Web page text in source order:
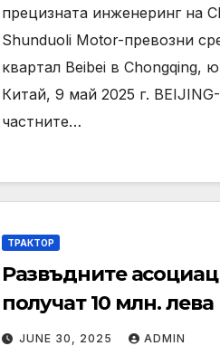
прецизната инженеринг на
Shunduoli Motor-превозни
квартал Beibei в Chongqing,
Китай, 9 май 2025 г.
частните…
ТРАКТОР
Развъдните
получат 10 млн. лева
JUNE 30, 2025 ADMIN